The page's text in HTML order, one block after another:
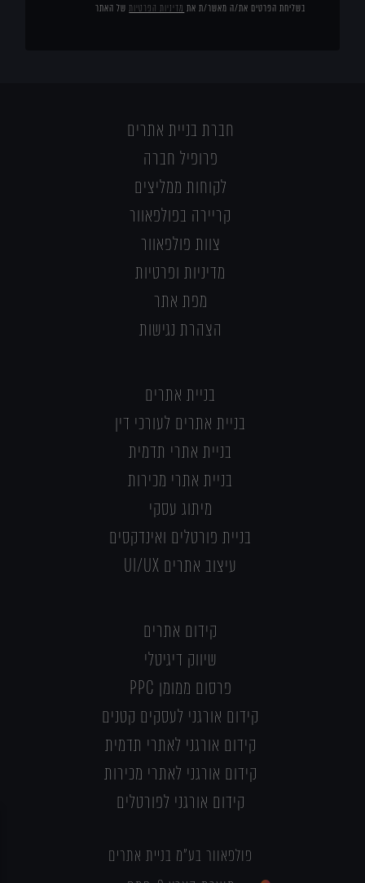
בשליחת הפרטים את/ה מאשר/ת את מדיניות הפרטיותשל האתר
חברת בניית אתרים
פרופיל חברה
לקוחות ממליצים
קריירה בפולפאוור
צוות פולפאוור
מדיניות ופרטיות
מפת אתר
הצהרת נגישות
בניית אתרים
בניית אתרים לעורכי דין
בניית אתרי תדמית
בניית אתרי מכירות
מיתוג עסקי
בניית פורטלים ואינדקסים
עיצוב אתרים UI/UX
קידום אתרים
שיווק דיגיטלי
פרסום ממומן PPC
קידום אורגני לעסקים קטנים
קידום אורגני לאתרי תדמית
קידום אורגני לאתרי מכירות
קידום אורגני לפורטלים
פולפאוור בע"מ בניית אתרים